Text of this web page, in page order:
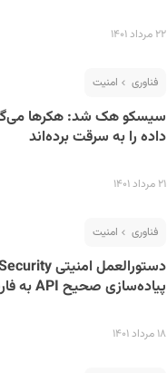
۲۲ مرداد ۱۴۰۱
فناوری امنیت
داده را به سرقت برده‌اند
۲۱ مرداد ۱۴۰۱
فناوری امنیت
پیاده‌سازی صحیح API به فارسی ترجمه شد
۱۸ مرداد ۱۴۰۱